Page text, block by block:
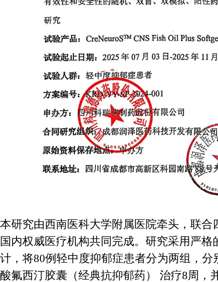
本研究由西南医科大学附属医院牵头，联合
国内权威医疗机构共同完成。研究采用严
计，将80例轻中度抑郁症患者分为两组，分
酸氟西汀胶囊（经典抗抑郁药） 治疗8周，